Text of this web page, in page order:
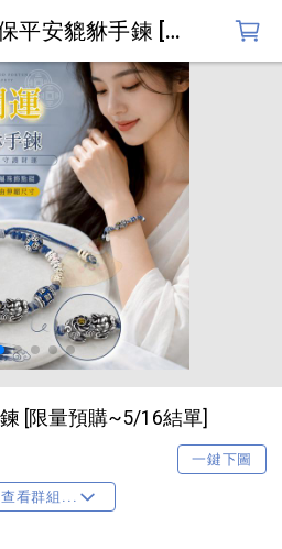
招財開運保平安貔貅手鍊 [限量預購~5/16結單]
招財開運保平安貔貅手鍊 [限量預購~5/16結單]
一鍵下圖
查看群組...